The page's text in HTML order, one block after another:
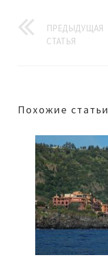
ПРЕДЫДУЩАЯ
СТАТЬЯ
Похожие статьи